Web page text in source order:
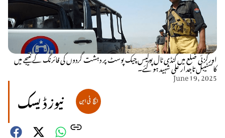
اورکزئی ضلع میں گنڈی ٹال پولیس چیک پوسٹ پر دہشت گردوں کی فائرنگ کے نتیجے میں
کانسٹیبل تاجدار علی شہید ہو گئے۔
June 19, 2025
نیوز ڈیسک